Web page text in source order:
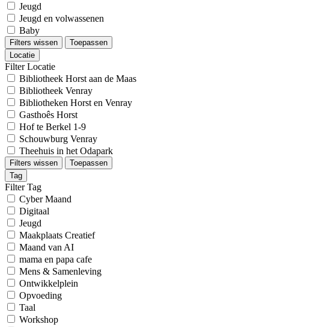
Jeugd
Jeugd en volwassenen
Baby
Filters wissen
Toepassen
Locatie
Filter Locatie
Bibliotheek Horst aan de Maas
Bibliotheek Venray
Bibliotheken Horst en Venray
Gasthoês Horst
Hof te Berkel 1-9
Schouwburg Venray
Theehuis in het Odapark
Filters wissen
Toepassen
Tag
Filter Tag
Cyber Maand
Digitaal
Jeugd
Maakplaats Creatief
Maand van AI
mama en papa cafe
Mens & Samenleving
Ontwikkelplein
Opvoeding
Taal
Workshop